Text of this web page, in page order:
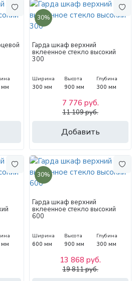
мм
30%
Гарда шкаф верхний
вклеенное стекло высокий
300
Ширина
300 мм
Высота
900 мм
Глубина
300 мм
Добавить
7 776 руб.
11 109 руб.
мм
30%
Гарда шкаф верхний
вклеенное стекло высокий
600
Ширина
600 мм
Высота
900 мм
Глубина
300 мм
13 868 руб.
19 811 руб.